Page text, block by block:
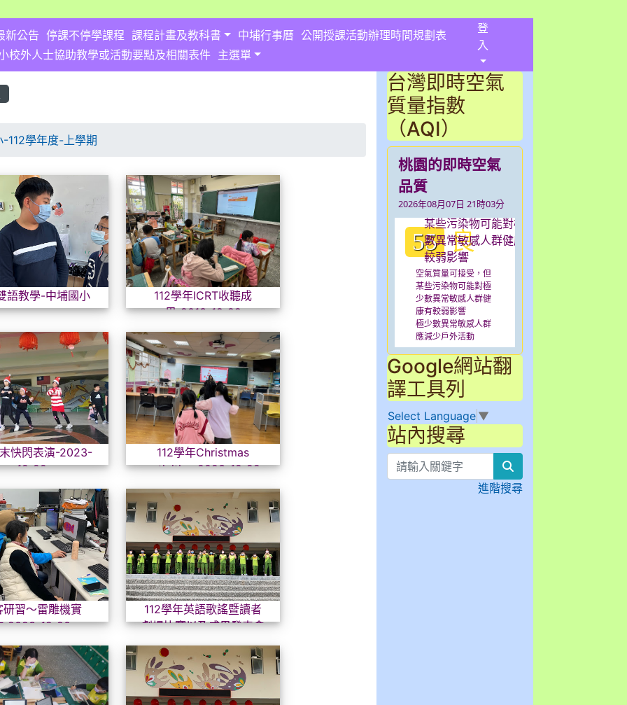
新公告 停課不停學課程 課程計畫及教科書 中埔行事曆 公開授課活動辦理時間規劃表
校外人士協助教學或活動要點及相關表件 主選單
登
入
-112學年度-上學期
表 國小雙語教學-中埔國小
語教學-中埔國小
112學年ICRT收聽成果-2013-12-22
112學年ICRT收聽成
果-2013-12-22
112歲末快閃表演-2023-12-22
快閃表演-2023-
12-22
112學年Christmas activities-2023-12-22
112學年Christmas
activities-2023-12-22
創客研習～雷雕機實作-2023-12-20
研習～雷雕機實
-2023-12-20
112學年英語歌謠暨讀者劇場比賽以及成果發表會
112學年英語歌謠暨讀者
劇場比賽以及成果發表會
讀報教育成果照片-2023-12-14
升旗頒獎-2023-12-12
\
\
Decree.html \
台灣即時空氣
質量指數
（AQI）
桃園的即時空氣
品質
2026年08月07日 21時03分
55 良
空氣質量可接受，但
某些污染物可能對極
少數異常敏感人群健
康有較弱影響
極少數異常敏感人群
應減少戶外活動
Google網站翻
譯工具列
Select Language ▼
站內搜尋
進階搜尋